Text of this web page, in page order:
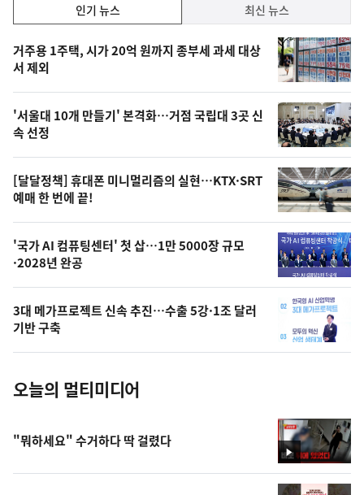
기,
최
신,
오
늘
의
영
상
오
의
사
진
인기 뉴스 최신 뉴스
기
뉴
스
거주용 1주택, 시가 20억 원까지 종부세 과세 대상
서 제외
'서울대 10개 만들기' 본격화…거점 국립대 3곳 신
속 선정
[달달정책] 휴대폰 미니멀리즘의 실현…KTX·SRT
예매 한 번에 끝!
'국가 AI 컴퓨팅센터' 첫 삽…1만 5000장 규모
·2028년 완공
3대 메가프로젝트 신속 추진…수출 5강·1조 달러
기반 구축
오늘의 멀티미디어
영
상
"뭐하세요" 수거하다 딱 걸렸다